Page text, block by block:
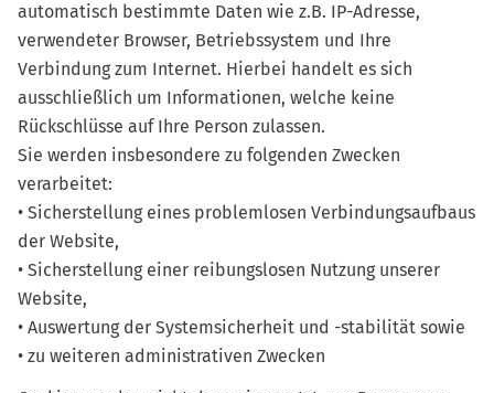
automatisch bestimmte Daten wie z.B. IP-Adresse,
verwendeter Browser, Betriebssystem und Ihre
Verbindung zum Internet. Hierbei handelt es sich
ausschließlich um Informationen, welche keine
Rückschlüsse auf Ihre Person zulassen.
Sie werden insbesondere zu folgenden Zwecken
verarbeitet:
• Sicherstellung eines problemlosen Verbindungsaufbaus
der Website,
• Sicherstellung einer reibungslosen Nutzung unserer
Website,
• Auswertung der Systemsicherheit und -stabilität sowie
• zu weiteren administrativen Zwecken